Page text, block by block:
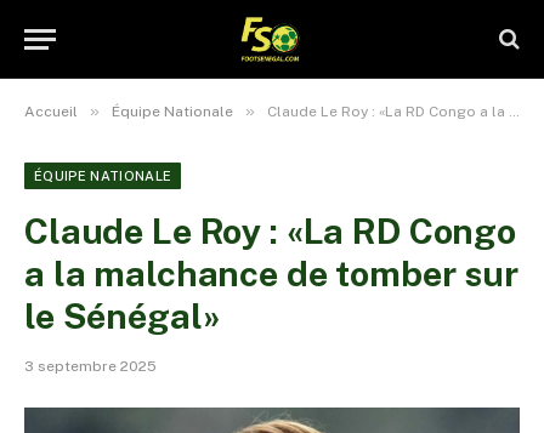
Accueil » Équipe Nationale » Claude Le Roy : «La RD Congo a la malchance de tomber sur le Sénégal»
ÉQUIPE NATIONALE
Claude Le Roy : «La RD Congo
a la malchance de tomber sur
le Sénégal»
3 septembre 2025